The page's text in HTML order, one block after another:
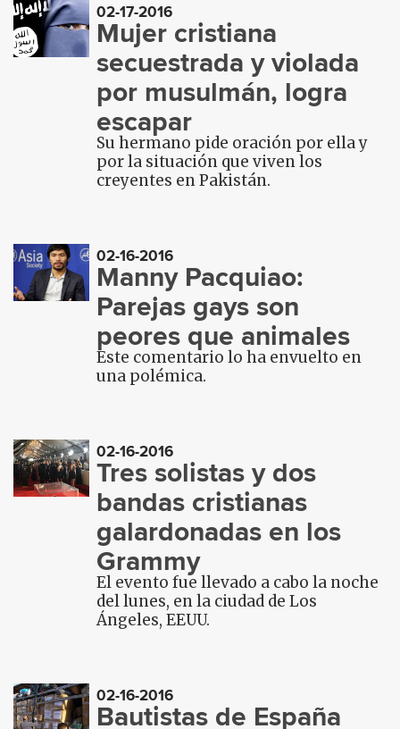
02-17-2016
Mujer cristiana
secuestrada y violada
por musulmán, logra
escapar
Su hermano pide oración por ella y
por la situación que viven los
creyentes en Pakistán.
02-16-2016
Manny Pacquiao:
Parejas gays son
peores que animales
Este comentario lo ha envuelto en
una polémica.
02-16-2016
Tres solistas y dos
bandas cristianas
galardonadas en los
Grammy
El evento fue llevado a cabo la noche
del lunes, en la ciudad de Los
Ángeles, EEUU.
02-16-2016
Bautistas de España